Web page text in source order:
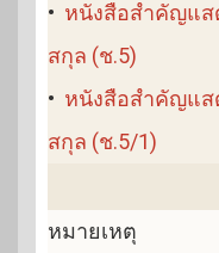
• หนังสือสำคัญแส
สกุล (ช.5)
• หนังสือสำคัญแส
สกุล (ช.5/1)
หมายเหตุ